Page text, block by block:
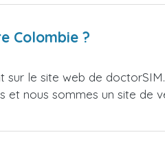
Colombie ?
le site web de
et nous sommes un site de